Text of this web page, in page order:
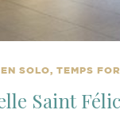
SOLO, TEMPS
Saint